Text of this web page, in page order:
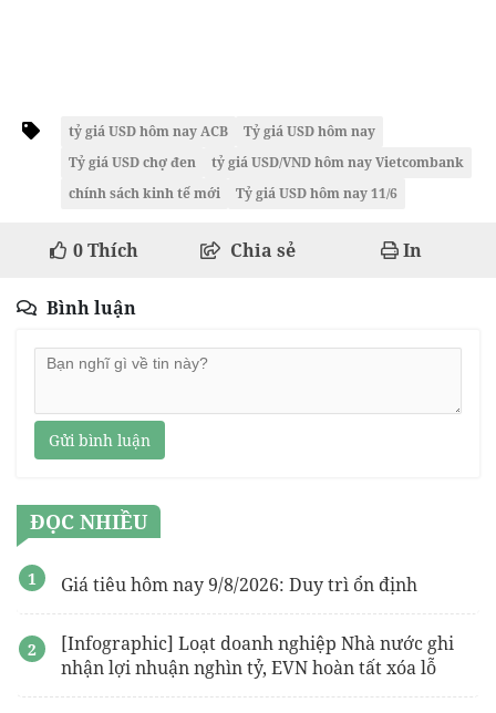
tỷ giá USD hôm nay ACB
Tỷ giá USD hôm nay
Tỷ giá USD chợ đen
tỷ giá USD/VND hôm nay Vietcombank
chính sách kinh tế mới
Tỷ giá USD hôm nay 11/6
0Thích Chia sẻ In
Bình luận
Gửi bình luận
ĐỌC NHIỀU
Giá tiêu hôm nay 9/8/2026: Duy trì ổn định
[Infographic] Loạt doanh nghiệp Nhà nước ghi
nhận lợi nhuận nghìn tỷ, EVN hoàn tất xóa lỗ